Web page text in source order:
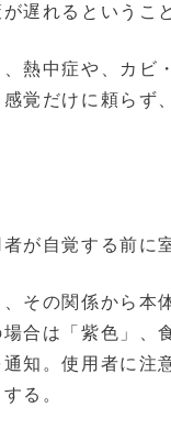
遅れるというこ
熱中症や、カ
覚だけに頼らず
が自覚する前に
その関係から本
合は「紫色」、
知。使用者に注
る。